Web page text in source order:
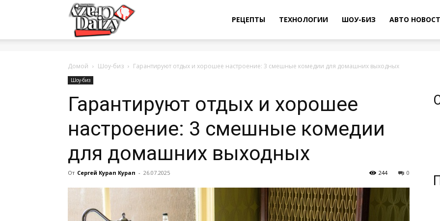
сумашедшие
новости
РЕЦЕПТЫ ТЕХНОЛОГИИ ШОУ-БИЗ АВТО
Домой Шоу-биз Гарантируют отдых и хорошее настроение: 3 смешные комедии для домашних выходных
Шоу-биз
Гарантируют отдых и хорошее
настроение: 3 смешные комедии
для домашних выходных
От Сергей Курап Курап - 26.07.2025 0
244